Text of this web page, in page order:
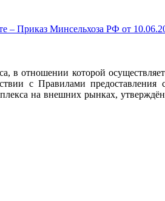
Приказ Минсельхоза РФ от
отношении которой
с Правилами предоставления
на внешних рынках,